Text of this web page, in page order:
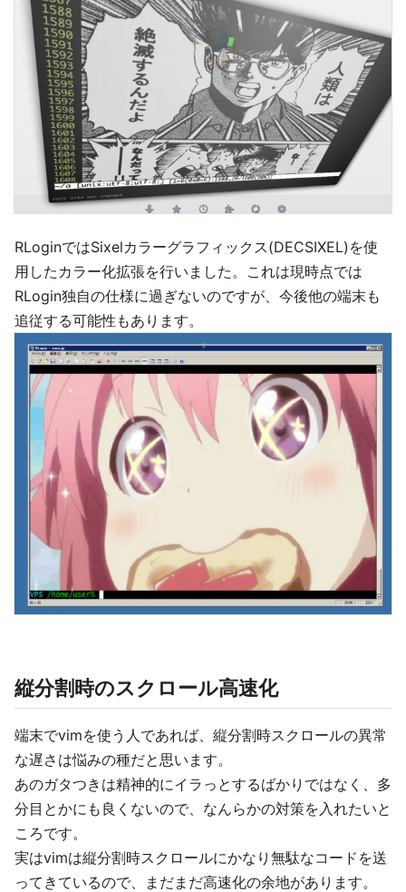
RLoginではSixelカラーグラフィックス(DECSIXEL)を使
用したカラー化拡張を行いました。これは現時点では
RLogin独自の仕様に過ぎないのですが、今後他の端末も
追従する可能性もあります。
縦分割時のスクロール高速化
端末でvimを使う人であれば、縦分割時スクロールの異常
な遅さは悩みの種だと思います。
あのガタつきは精神的にイラっとするばかりではなく、多
分目とかにも良くないので、なんらかの対策を入れたいと
ころです。
実はvimは縦分割時スクロールにかなり無駄なコードを送
ってきているので、まだまだ高速化の余地があります。